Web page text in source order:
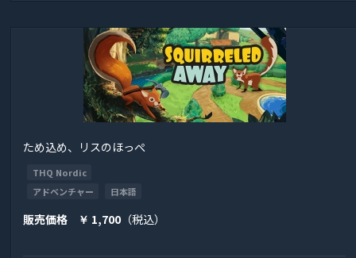
ため込め、リスのほっぺ
THQ Nordic
アドベンチャー
日本語
販売価格 ￥ 1,700 （税込）